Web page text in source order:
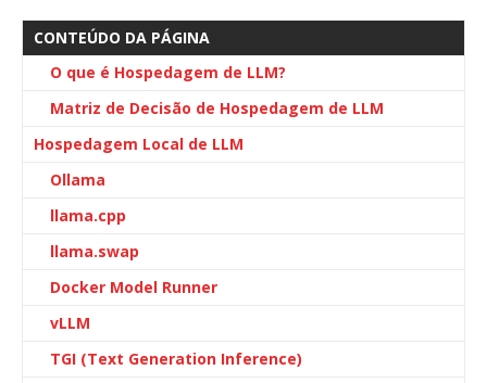
CONTEÚDO DA PÁGINA
O que é Hospedagem de LLM?
Matriz de Decisão de Hospedagem de LLM
Hospedagem Local de LLM
Ollama
llama.cpp
llama.swap
Docker Model Runner
vLLM
TGI (Text Generation Inference)